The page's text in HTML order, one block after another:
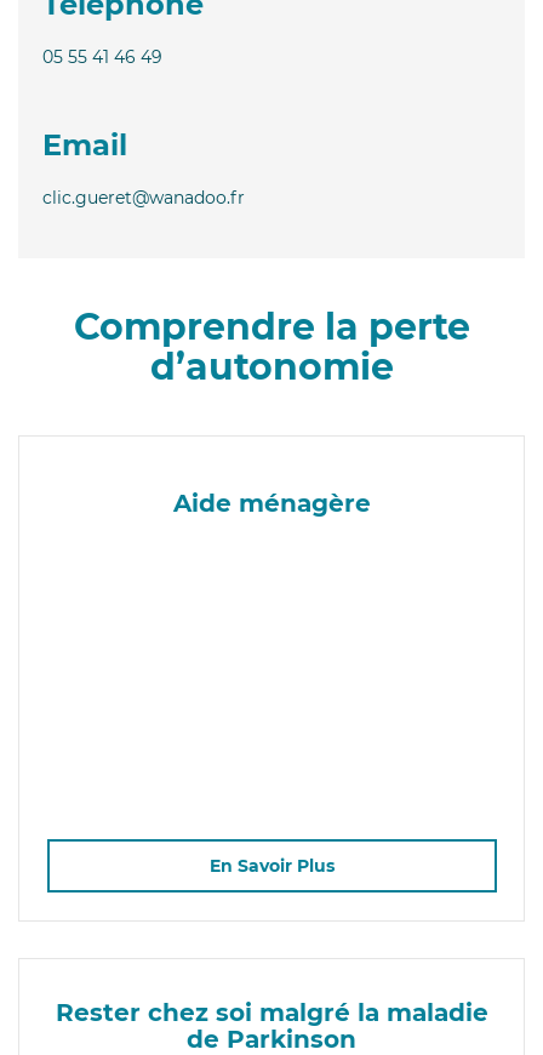
05 55 41 46 49
Email
clic.gueret@wanadoo.fr
Comprendre la perte
d’autonomie
Aide ménagère
En Savoir Plus
Rester chez soi malgré la maladie
de Parkinson